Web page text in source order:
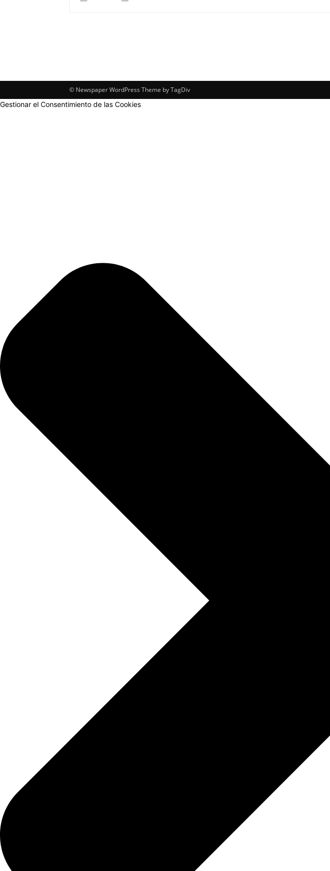
© Newspaper WordPress Theme by TagDiv
Gestionar el Consentimiento de las Cookies